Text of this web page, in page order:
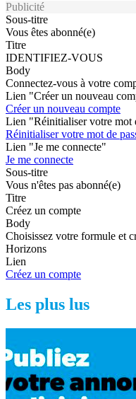
Publicité
Sous-titre
Vous êtes abonné(e)
Titre
IDENTIFIEZ-VOUS
Body
Connectez-vous à votre
Lien "Créer un nouveau
Créer un nouveau compte
Lien "Réinitialiser votre mot
Réinitialiser votre mot de
Lien "Je me connecte"
Je me connecte
Sous-titre
Vous n'êtes pas abonné(e)
Titre
Créez un compte
Body
Choisissez votre formule et
Horizons
Lien
Créez un compte
Les plus lus